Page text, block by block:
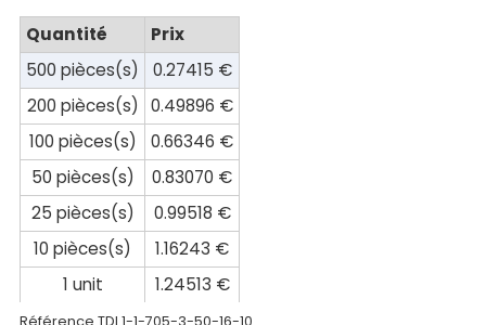
Contact
Quantité
Prix
500 pièces(s)
0.27415 €
200 pièces(s)
0.49896 €
100 pièces(s)
0.66346 €
50 pièces(s)
0.83070 €
25 pièces(s)
0.99518 €
10 pièces(s)
1.16243 €
1 unit
1.24513 €